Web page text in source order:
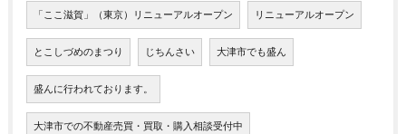
「ここ滋賀」（東京）リニューアルオープン リニューアルオープン
とこしづめのまつり じちんさい 大津市でも盛ん
盛んに行われております。
大津市での不動産売買・買取・購入相談受付中